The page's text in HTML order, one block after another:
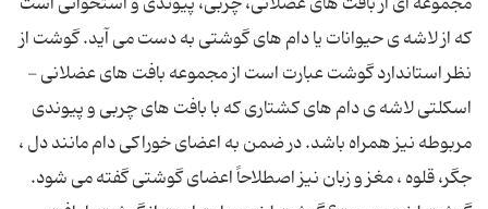
که از لاشه ی حیوانات یا دام های گوشتی به دست می آید. گوشت از
نظر استاندارد گوشت عبارت است از مجموعه بافت های عضلانی -
اسکلتی لاشه ی دام های کشتاری که با بافت های چربی و پیوندی
مربوطه نیز همراه باشد. در ضمن به اعضای خوراکی دام مانند دل ،
جگر، قلوه ، مغز و زبان نیز اصطلاحاً اعضای گوشتی گفته می شود.